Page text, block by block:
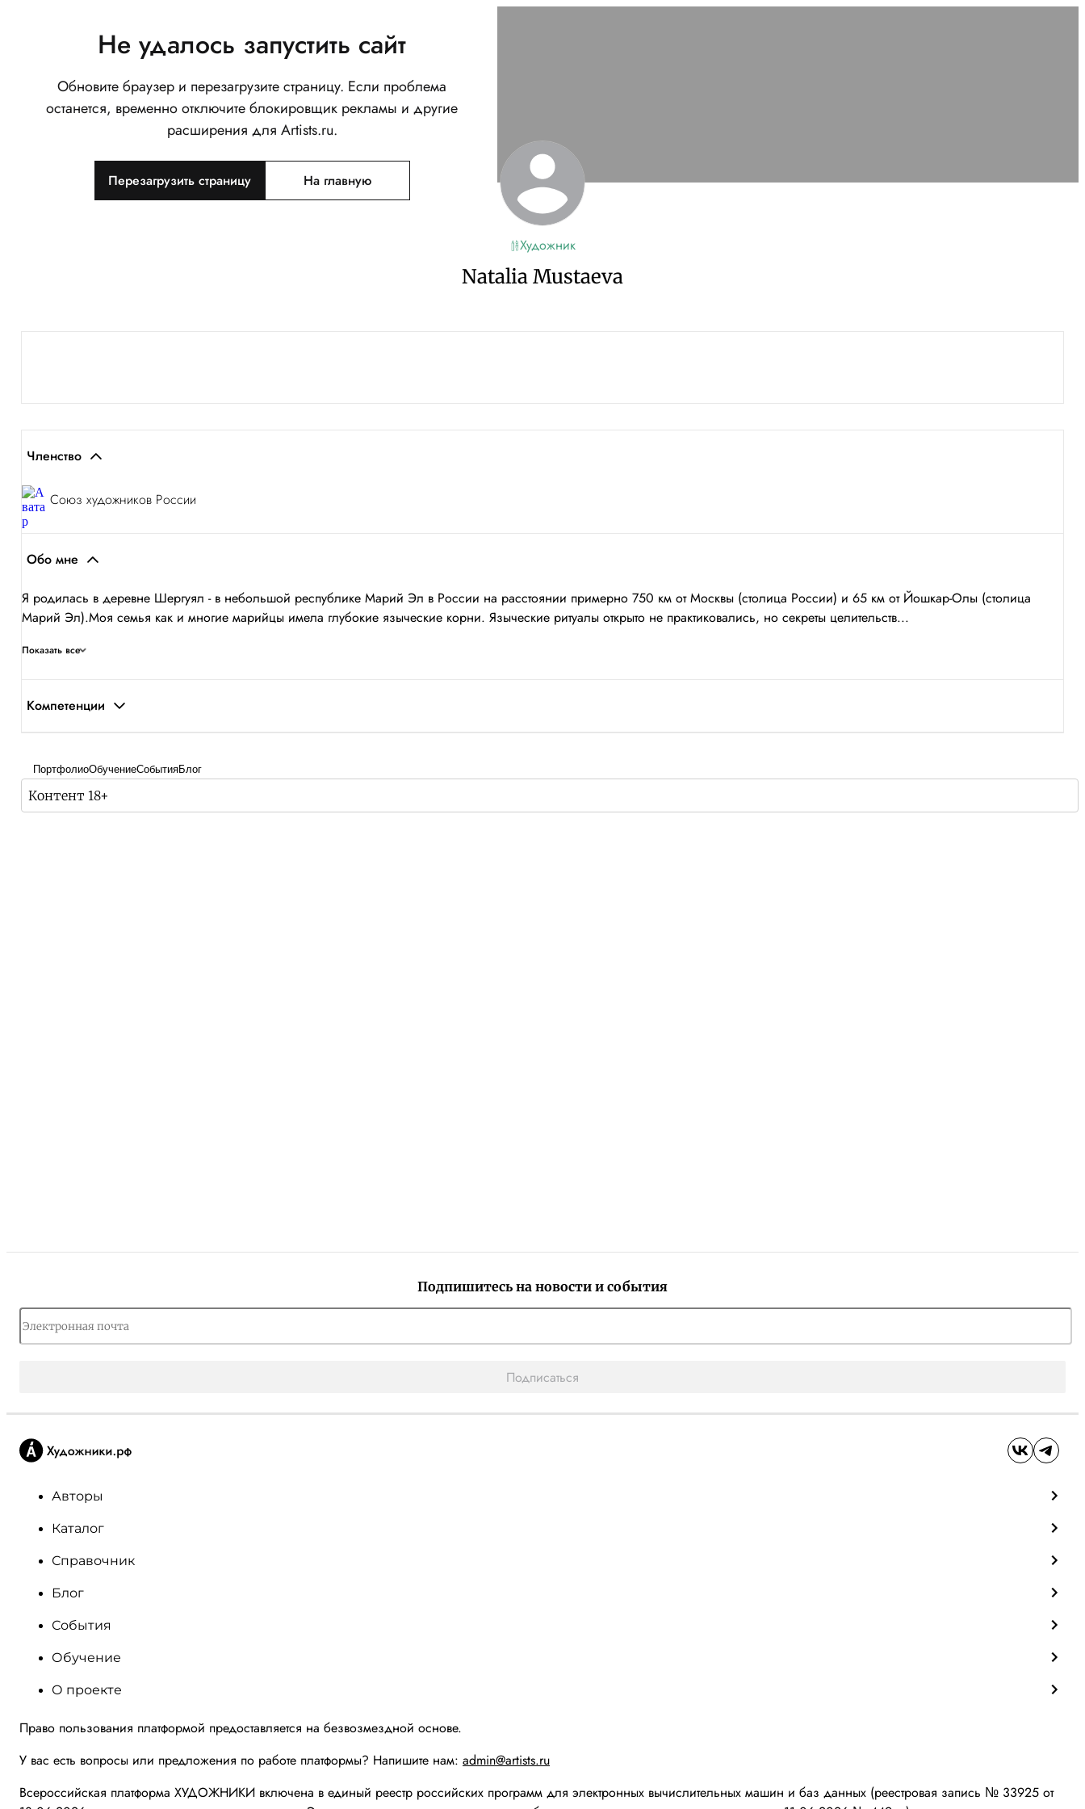
Не удалось запустить сайт
Обновите браузер и перезагрузите страницу. Если проблема
останется, временно отключите блокировщик рекламы и другие
расширения для Artists.ru.
Перезагрузить страницу На главную
Художник
Natalia Mustaeva
Членство
Союз художников России
Обо мне
Я родилась в деревне Шергуял - в небольшой республике Марий Эл в России на расстоянии примерно 750 км от Москвы (столица России) и 65 км от Йошкар-Олы (столица
Марий Эл).Моя семья как и многие марийцы имела глубокие языческие корни. Языческие ритуалы открыто не практиковались, но секреты целительств...
Показать все
Компетенции
ПортфолиоОбучениеСобытияБлог
Контент 18+
Подпишитесь на новости и события
Подписаться
Авторы
Каталог
Справочник
Блог
События
Обучение
О проекте
Право пользования платформой предоставляется на безвозмездной основе.
У вас есть вопросы или предложения по работе платформы? Напишите нам: admin@artists.ru
Всероссийская платформа ХУДОЖНИКИ включена в единый реестр российских программ для электронных вычислительных машин и баз данных (реестровая запись № 33925 от